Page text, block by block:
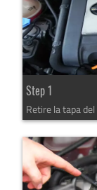
Step 1
Retire la tapa